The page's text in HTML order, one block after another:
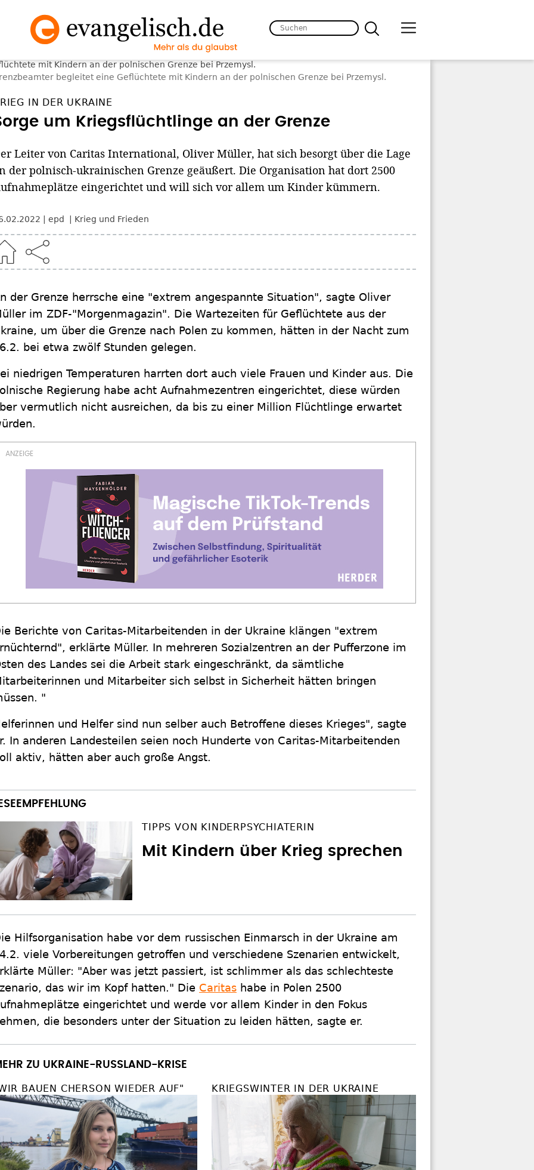
begleitet eine Geflüchtete mit Kindern an der polnischen Grenze bei Przemysl.
IN DER UKRAINE
um Kriegsflüchtlinge an der Grenze
Leiter von Caritas International, Oliver Müller, hat sich besorgt über die Lage
der polnisch-ukrainischen Grenze geäußert. Die Organisation hat dort 2500
eingerichtet und will sich vor allem um Kinder kümmern.
epd Krieg und Frieden
der Grenze herrsche eine "extrem angespannte Situation", sagte Oliver
im ZDF-"Morgenmagazin". Die Wartezeiten für Geflüchtete aus der
um über die Grenze nach Polen zu kommen, hätten in der Nacht zum
bei etwa zwölf Stunden gelegen.
niedrigen Temperaturen harrten dort auch viele Frauen und Kinder aus. Die
Regierung habe acht Aufnahmezentren eingerichtet, diese würden
vermutlich nicht ausreichen, da bis zu einer Million Flüchtlinge erwartet
Berichte von Caritas-Mitarbeitenden in der Ukraine klängen "extrem
erklärte Müller. In mehreren Sozialzentren an der Pufferzone im
des Landes sei die Arbeit stark eingeschränkt, da sämtliche
und Mitarbeiter sich selbst in Sicherheit hätten bringen
"
und Helfer sind nun selber auch Betroffene dieses Krieges", sagte
In anderen Landesteilen seien noch Hunderte von Caritas-Mitarbeitenden
aktiv, hätten aber auch große Angst.
TIPPS VON KINDERPSYCHIATERIN
Mit Kindern über Krieg sprechen
Hilfsorganisation habe vor dem russischen Einmarsch in der Ukraine am
viele Vorbereitungen getroffen und verschiedene Szenarien entwickelt,
Müller: "Aber was jetzt passiert, ist schlimmer als das schlechteste
das wir im Kopf hatten." Die Caritas habe in Polen 2500
eingerichtet und werde vor allem Kinder in den Fokus
die besonders unter der Situation zu leiden hätten, sagte er.
ZU UKRAINE-RUSSLAND-KRISE
BAUEN CHERSON WIEDER AUF" KRIEGSWINTER IN DER UKRAINE